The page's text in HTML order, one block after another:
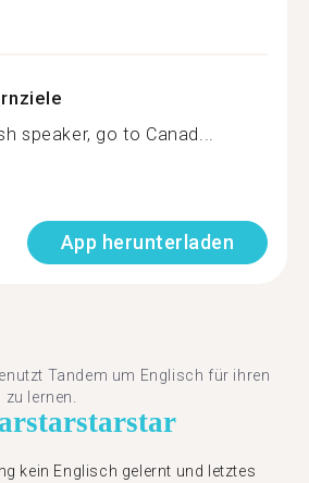
speaker, go to Canad...
App herunterladen
Tandem um Englisch für ihren
lernen.
starstarstar
kein Englisch gelernt und letztes